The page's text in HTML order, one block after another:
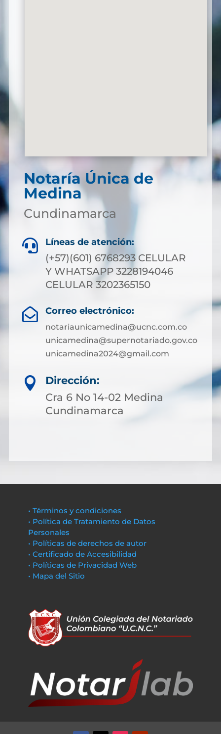
Notaría Única de
Medina
Cundinamarca
 Líneas de atención:
(+57)(601) 6768293 CELULAR
Y WHATSAPP 3228194046
CELULAR 3202365150
 Correo electrónico:
notariaunicamedina@ucnc.com.co
unicamedina@supernotariado.gov.co
unicamedina2024@gmail.com

Dirección:
Cra 6 No 14-02 Medina
Cundinamarca
• Términos y condiciones
• Política de Tratamiento de Datos
Personales
• Políticas de derechos de autor
• Certificado de Accesibilidad
• Políticas de Privacidad Web
• Mapa del Sitio